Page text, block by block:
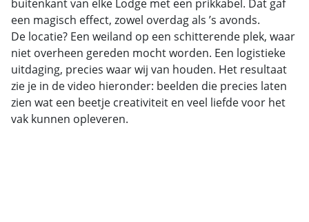
buitenkant van elke Lodge met een prikkabel. Dat gaf
een magisch effect, zowel overdag als ’s avonds.
De locatie? Een weiland op een schitterende plek, waar
niet overheen gereden mocht worden. Een logistieke
uitdaging, precies waar wij van houden. Het resultaat
zie je in de video hieronder: beelden die precies laten
zien wat een beetje creativiteit en veel liefde voor het
vak kunnen opleveren.